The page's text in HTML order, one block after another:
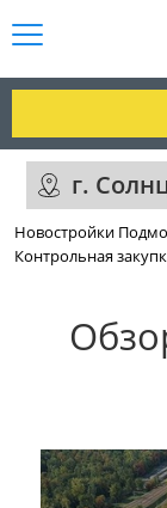
г.
Новостройки
Контрольная